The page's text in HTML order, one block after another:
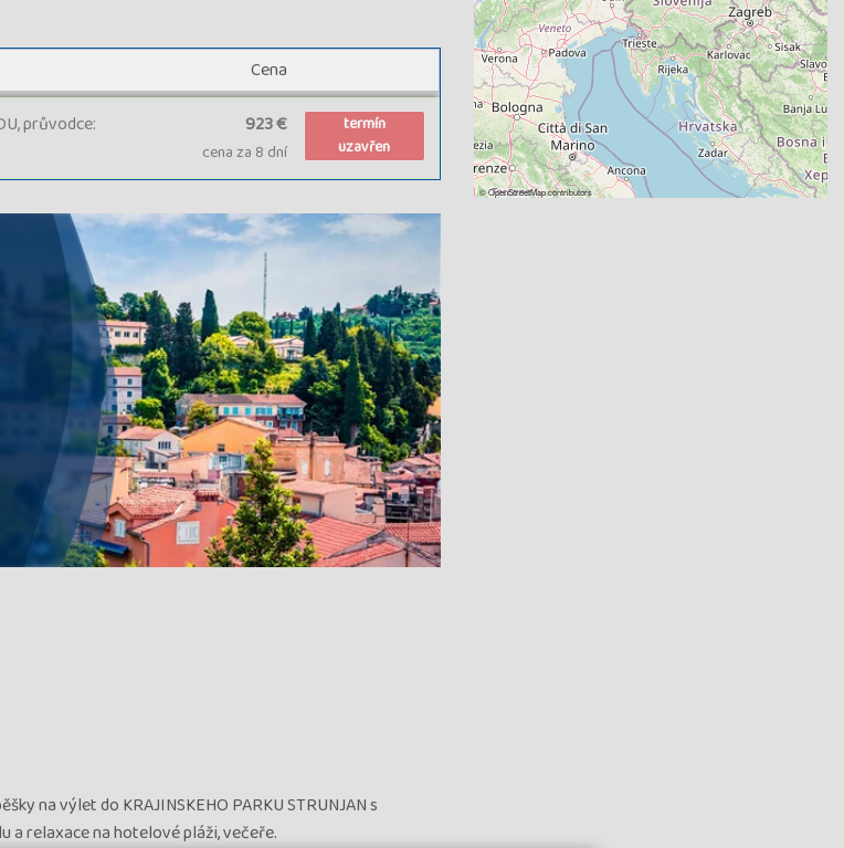
©OpenStreetMapcontributors
Cena
průvodce:
923 €
cena za 8 dní
termín
uzavřen
na výlet do KRAJINSKEHO PARKU STRUNJAN s
relaxace na hotelové pláži, večeře.